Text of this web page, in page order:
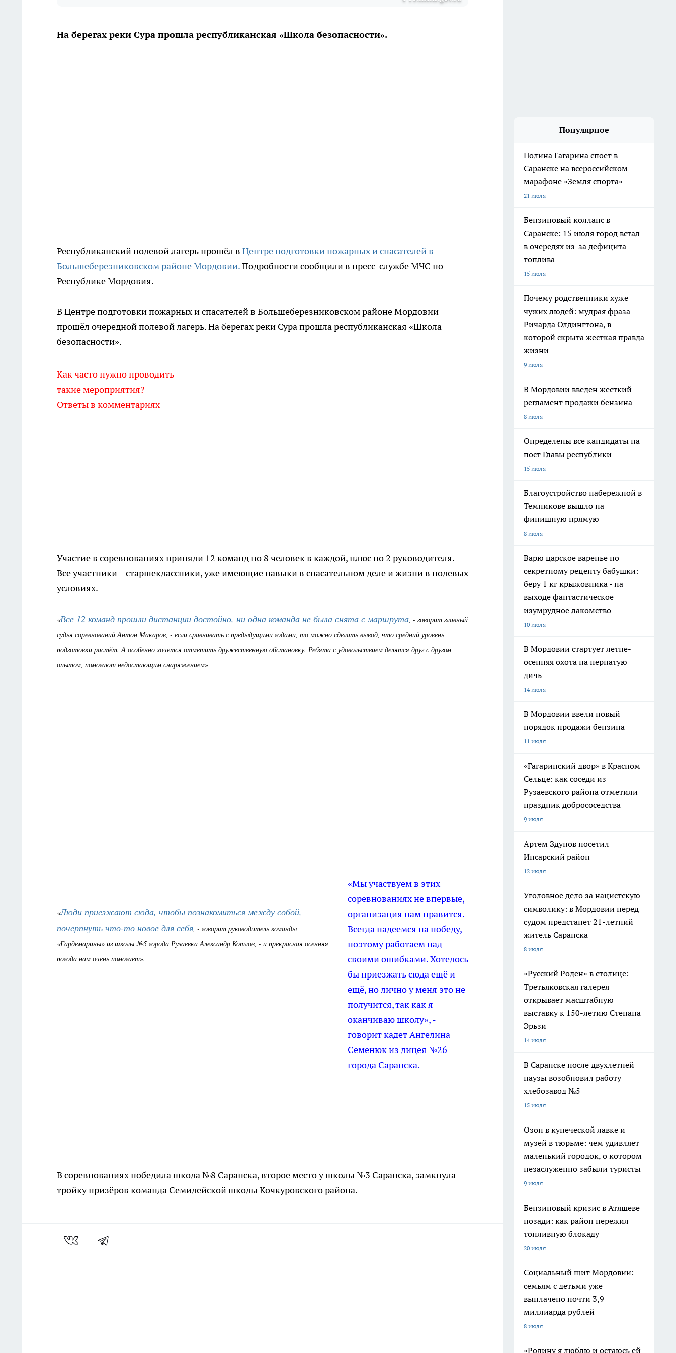
На берегах реки Сура прошла республиканская «Школа безопасности».
Республиканский полевой лагерь прошёл в Центре подготовки пожарных и спасателей в
Большеберезниковском районе Мордовии.Подробности сообщили в пресс-службе МЧС по
Республике Мордовия.
В Центре подготовки пожарных и спасателей в Большеберезниковском районе Мордовии
прошёл очередной полевой лагерь. На берегах реки Сура прошла республиканская «Школа
безопасности».
Как часто нужно проводить
такие мероприятия?
Ответы в комментариях
Участие в соревнованиях приняли 12 команд по 8 человек в каждой, плюс по 2 руководителя.
Все участники – старшеклассники, уже имеющие навыки в спасательном деле и жизни в полевых
условиях.
«Все 12 команд прошли дистанции достойно, ни одна команда не была снята с маршрута, - говорит главный
судья соревнований Антон Макаров, - если сравнивать с предыдущими годами, то можно сделать вывод, что средний уровень
подготовки растёт. А особенно хочется отметить дружественную обстановку. Ребята с удовольствием делятся друг с другом
опытом, помогают недостающим снаряжением»
«Мы участвуем в этих
соревнованиях не впервые,
организация нам нравится.
Всегда надеемся на победу,
поэтому работаем над
своими ошибками. Хотелось
бы приезжать сюда ещё и
ещё, но лично у меня это не
получится, так как я
оканчиваю школу», -
говорит кадет Ангелина
Семенюк из лицея №26
города Саранска.
«Люди приезжают сюда, чтобы познакомиться между собой,
почерпнуть что-то новое для себя, - говорит руководитель команды
«Гардемарины» из школы №5 города Рузаевка Александр Котлов, - и прекрасная осенняя
погода нам очень помогает».
В соревнованиях победила школа №8 Саранска, второе место у школы №3 Саранска, замкнула
тройку призёров команда Семилейской школы Кочкуровского района.
Популярное
Полина Гагарина споет в
Саранске на всероссийском
марафоне «Земля спорта»
21 июля
Бензиновый коллапс в
Саранске: 15 июля город встал
в очередях из-за дефицита
топлива
15 июля
Почему родственники хуже
чужих людей: мудрая фраза
Ричарда Олдингтона, в
которой скрыта жесткая правда
жизни
9 июля
В Мордовии введен жесткий
регламент продажи бензина
8 июля
Определены все кандидаты на
пост Главы республики
15 июля
Благоустройство набережной в
Темникове вышло на
финишную прямую
8 июля
Варю царское варенье по
секретному рецепту бабушки:
беру 1 кг крыжовника - на
выходе фантастическое
изумрудное лакомство
10 июля
В Мордовии стартует летне-
осенняя охота на пернатую
дичь
14 июля
В Мордовии ввели новый
порядок продажи бензина
11 июля
«Гагаринский двор» в Красном
Сельце: как соседи из
Рузаевского района отметили
праздник добрососедства
9 июля
Артем Здунов посетил
Инсарский район
12 июля
Уголовное дело за нацистскую
символику: в Мордовии перед
судом предстанет 21-летний
житель Саранска
8 июля
«Русский Роден» в столице:
Третьяковская галерея
открывает масштабную
выставку к 150-летию Степана
Эрьзи
14 июля
В Саранске после двухлетней
паузы возобновил работу
хлебозавод №5
15 июля
Озон в купеческой лавке и
музей в тюрьме: чем удивляет
маленький городок, о котором
незаслуженно забыли туристы
9 июля
Бензиновый кризис в Атяшеве
позади: как район пережил
топливную блокаду
20 июля
Социальный щит Мордовии:
семьям с детьми уже
выплачено почти 3,9
миллиарда рублей
8 июля
«Родину я люблю и остаюсь ей